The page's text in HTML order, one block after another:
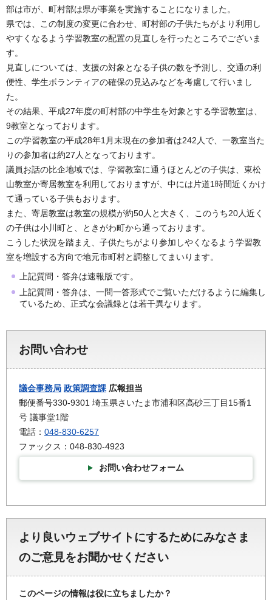
部は市が、町村部は県が事業を実施することになりました。
県では、この制度の変更に合わせ、町村部の子供たちがより利用し
やすくなるよう学習教室の配置の見直しを行ったところでございま
す。
見直しについては、支援の対象となる子供の数を予測し、交通の利
便性、学生ボランティアの確保の見込みなどを考慮して行いまし
た。
その結果、平成27年度の町村部の中学生を対象とする学習教室は、
9教室となっております。
この学習教室の平成28年1月末現在の参加者は242人で、一教室当た
りの参加者は約27人となっております。
議員お話の比企地域では、学習教室に通うほとんどの子供は、東松
山教室か寄居教室を利用しておりますが、中には片道1時間近くかけ
て通っている子供もおります。
また、寄居教室は教室の規模が約50人と大きく、このうち20人近く
の子供は小川町と、ときがわ町から通っております。
こうした状況を踏まえ、子供たちがより参加しやくなるよう学習教
室を増設する方向で地元市町村と調整してまいります。
上記質問・答弁は速報版です。
上記質問・答弁は、一問一答形式でご覧いただけるように編集し
ているため、正式な会議録とは若干異なります。
お問い合わせ
議会事務局 政策調査課 広報担当
郵便番号330-9301 埼玉県さいたま市浦和区高砂三丁目15番1
号 議事堂1階
電話： 048-830-6257
ファックス：048-830-4923
お問い合わせフォーム
より良いウェブサイトにするためにみなさま
のご意見をお聞かせください
このページの情報は役に立ちましたか？